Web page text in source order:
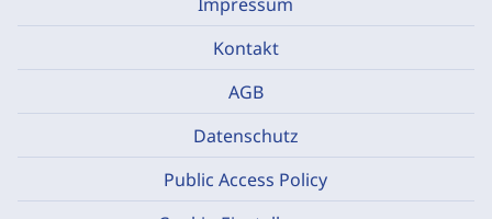
Kontakt
AGB
Datenschutz
Public Access Policy